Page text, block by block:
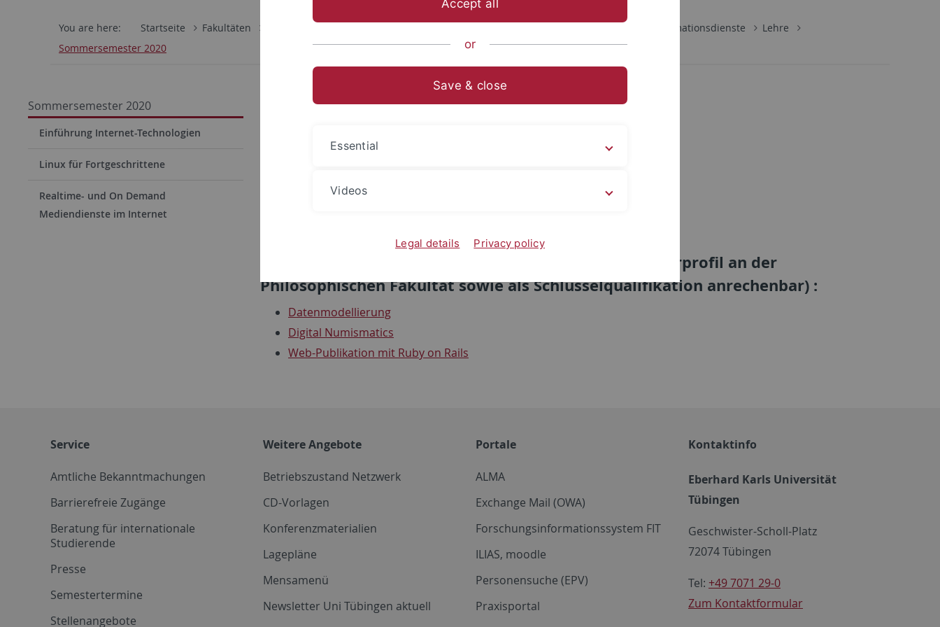
You are here: Startseite Fakultäten Informationsdienste
Lehre
Sommersemester 2020
Sommersemester 2020
Einführung Internet-Technologien
Linux für Fortgeschrittene
Realtime- und On Demand
Mediendienste im Internet
Lehrangebot im Sommersemester 2020
Realtime- und On Demand Mediendienste im Internet
Lehrangebot im Bereich Digital Humanities (als Masterprofil an der
Philosophischen Fakultät sowie als Schlüsselqualifikation anrechenbar) :
Datenmodellierung
Digital Numismatics
Web-Publikation mit Ruby on Rails
Service
Amtliche Bekanntmachungen
Barrierefreie Zugänge
Beratung für internationale
Studierende
Presse
Semestertermine
Stellenangebote
Weitere Angebote
Betriebszustand Netzwerk
CD-Vorlagen
Konferenzmaterialien
Lagepläne
Mensamenü
Newsletter Uni Tübingen aktuell
Portale
ALMA
Exchange Mail (OWA)
Forschungsinformationssystem FIT
ILIAS, moodle
Personensuche (EPV)
Praxisportal
Kontaktinfo
Eberhard Karls Universität
Tübingen
Geschwister-Scholl-Platz
72074 Tübingen
Tel: +49 7071 29-0
Zum Kontaktformular
Accept all
or
Save & close
Essential
Videos
Legal details Privacy policy